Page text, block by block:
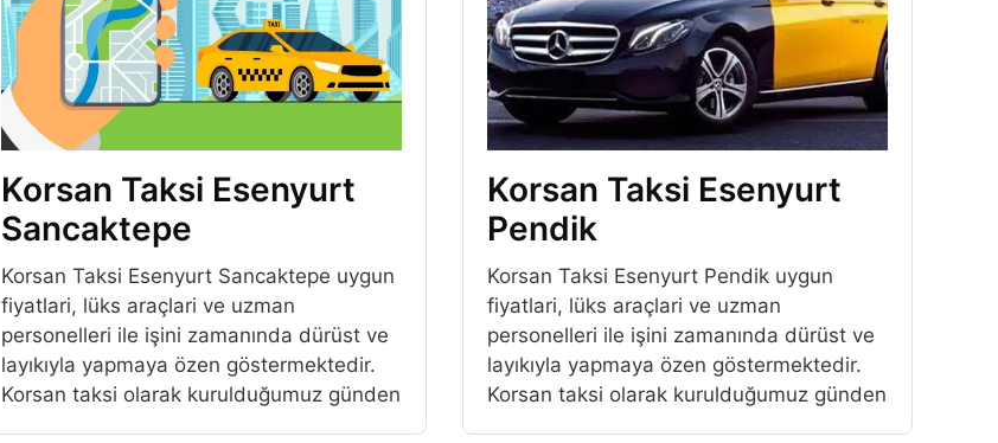
Korsan Taksi Esenyurt
Sancaktepe
Korsan Taksi Esenyurt Sancaktepe uygun
fiyatlari, lüks araçlari ve uzman
personelleri ile işini zamanında dürüst ve
layıkıyla yapmaya özen göstermektedir.
Korsan taksi olarak kurulduğumuz günden
Korsan Taksi Esenyurt
Pendik
Korsan Taksi Esenyurt Pendik uygun
fiyatlari, lüks araçlari ve uzman
personelleri ile işini zamanında dürüst ve
layıkıyla yapmaya özen göstermektedir.
Korsan taksi olarak kurulduğumuz günden